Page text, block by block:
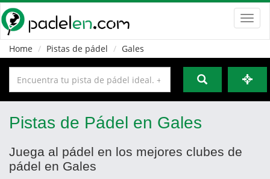
Home
Pistas de pádel Gales
Pistas de Pádel en Gales
Juega al pádel en los mejores clubes de
pádel en Gales